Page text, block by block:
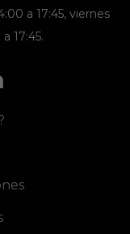
a 17:45, viernes
17:45.